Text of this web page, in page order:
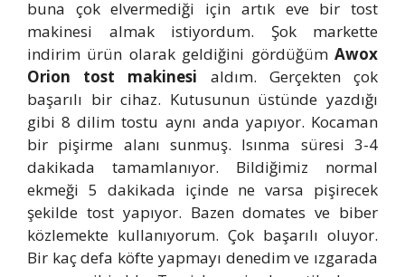
buna çok elvermediği için artık eve bir tost
makinesi almak istiyordum. Şok markette
indirim ürün olarak geldiğini gördüğüm Awox
Orion tost makinesi aldım. Gerçekten çok
başarılı bir cihaz. Kutusunun üstünde yazdığı
gibi 8 dilim tostu aynı anda yapıyor. Kocaman
bir pişirme alanı sunmuş. Isınma süresi 3-4
dakikada tamamlanıyor. Bildiğimiz normal
ekmeği 5 dakikada içinde ne varsa pişirecek
şekilde tost yapıyor. Bazen domates ve biber
közlemekte kullanıyorum. Çok başarılı oluyor.
Bir kaç defa köfte yapmayı denedim ve ızgarada